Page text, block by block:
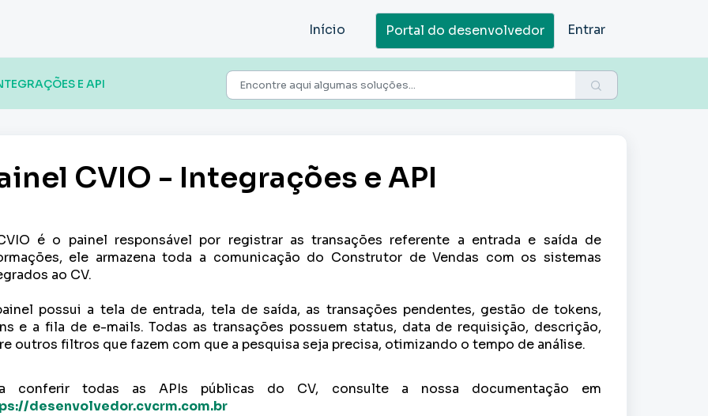
Início Portal do desenvolvedor Entrar
E API
CVIO - Integrações e API
é o painel responsável por registrar as transações referente a entrada e saída de
ele armazena toda a comunicação do Construtor de Vendas com os sistemas
ao CV.
possui a tela de entrada, tela de saída, as transações pendentes, gestão de tokens,
e a fila de e-mails. Todas as transações possuem status, data de requisição, descrição,
outros filtros que fazem com que a pesquisa seja precisa, otimizando o tempo de análise.
conferir todas as APIs públicas do CV, consulte a nossa documentação em
desenvolvedor.cvcrm.com.br